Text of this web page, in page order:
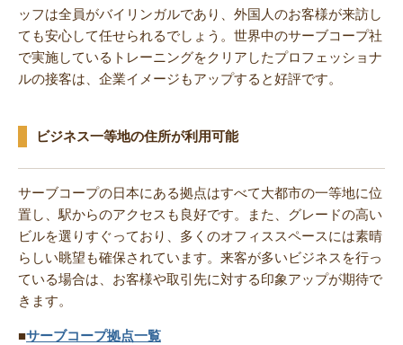
ッフは全員がバイリンガルであり、外国人のお客様が来訪し
ても安心して任せられるでしょう。世界中のサーブコープ社
で実施しているトレーニングをクリアしたプロフェッショナ
ルの接客は、企業イメージもアップすると好評です。
ビジネス一等地の住所が利用可能
サーブコープの日本にある拠点はすべて大都市の一等地に位
置し、駅からのアクセスも良好です。また、グレードの高い
ビルを選りすぐっており、多くのオフィススペースには素晴
らしい眺望も確保されています。来客が多いビジネスを行っ
ている場合は、お客様や取引先に対する印象アップが期待で
きます。
■サーブコープ拠点一覧